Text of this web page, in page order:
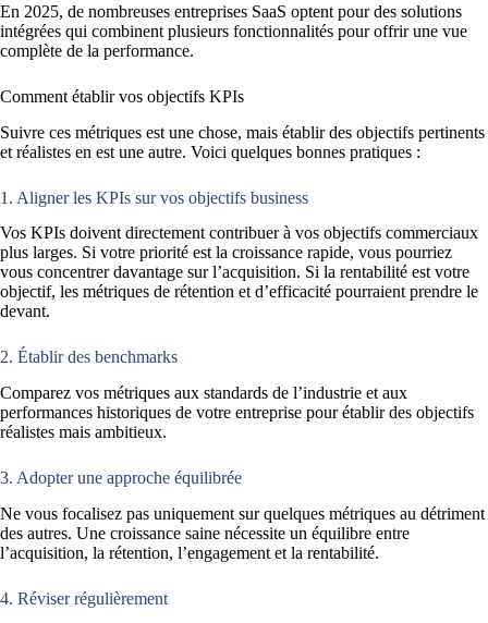
En 2025, de nombreuses entreprises SaaS optent pour des solutions
intégrées qui combinent plusieurs fonctionnalités pour offrir une vue
complète de la performance.
Comment établir vos objectifs KPIs
Suivre ces métriques est une chose, mais établir des objectifs pertinents
et réalistes en est une autre. Voici quelques bonnes pratiques :
1. Aligner les KPIs sur vos objectifs business
Vos KPIs doivent directement contribuer à vos objectifs commerciaux
plus larges. Si votre priorité est la croissance rapide, vous pourriez
vous concentrer davantage sur l’acquisition. Si la rentabilité est votre
objectif, les métriques de rétention et d’efficacité pourraient prendre le
devant.
2. Établir des benchmarks
Comparez vos métriques aux standards de l’industrie et aux
performances historiques de votre entreprise pour établir des objectifs
réalistes mais ambitieux.
3. Adopter une approche équilibrée
Ne vous focalisez pas uniquement sur quelques métriques au détriment
des autres. Une croissance saine nécessite un équilibre entre
l’acquisition, la rétention, l’engagement et la rentabilité.
4. Réviser régulièrement